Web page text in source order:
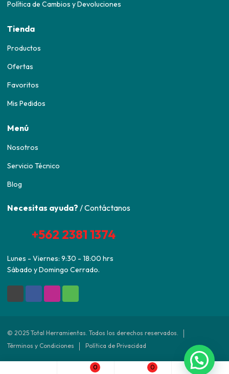
0 0
Política de Cambios y Devoluciones
Tienda
Productos
Ofertas
Favoritos
Mis Pedidos
Menú
Nosotros
Servicio Técnico
Blog
Necesitas ayuda? / Contáctanos
+562 2381 1374
Lunes - Viernes: 9:30 - 18:00 hrs
Sábado y Domingo Cerrado.
© 2025 Total Herramientas. Todos los derechos reservados.
Términos y Condiciones
Política de Privacidad
Desarrollado porAgencia ED